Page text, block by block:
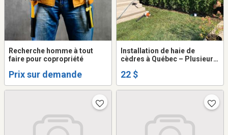
Recherche homme à tout
faire pour copropriété
Prix sur demande
Installation de haie de
cèdres à Québec – Plusieurs
vos besoins
22 $